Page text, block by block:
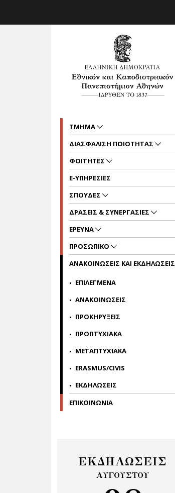
ΤΜΗΜΑ
ΔΙΑΣΦΑΛΙΣΗ ΠΟΙΟΤΗΤΑΣ
ΦΟΙΤΗΤΕΣ
E-ΥΠΗΡΕΣΙΕΣ
ΣΠΟΥΔΕΣ
ΔΡΑΣΕΙΣ & ΣΥΝΕΡΓΑΣΙΕΣ
ΕΡΕΥΝΑ
ΠΡΟΣΩΠΙΚΟ
ΑΝΑΚΟΙΝΩΣΕΙΣ ΚΑΙ ΕΚΔΗΛΩΣΕΙΣ
ΕΠΙΛΕΓΜΕΝΑ
ΑΝΑΚΟΙΝΩΣΕΙΣ
ΠΡΟΚΗΡΥΞΕΙΣ
ΠΡΟΠΤΥΧΙΑΚΑ
ΜΕΤΑΠΤΥΧΙΑΚΑ
ERASMUS/CIVIS
ΕΚΔΗΛΩΣΕΙΣ
ΕΠΙΚΟΙΝΩΝΙΑ
ΕΚΔΗΛΩΣΕΙΣ
ΑΥΓΟΥΣΤΟΥ